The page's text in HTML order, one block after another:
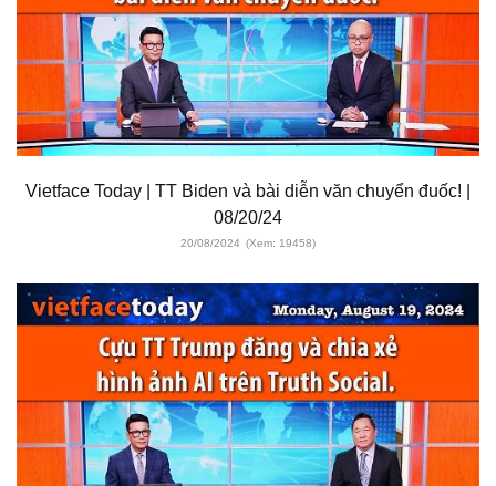
Vietface Today | TT Biden và bài diễn văn chuyển đuốc! |
08/20/24
20/08/2024 (Xem: 19458)